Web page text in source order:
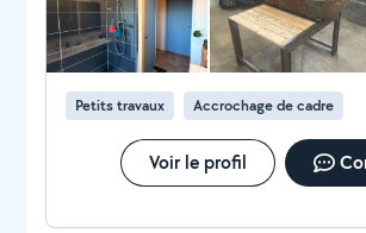
Petits travaux Accrochage de cadre
Voir le profil